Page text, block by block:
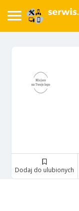
Dodaj do ulubionych